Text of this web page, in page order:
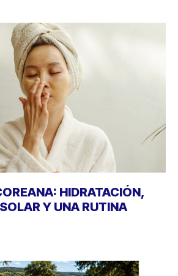
HIDRATACIÓN,
Y UNA RUTINA